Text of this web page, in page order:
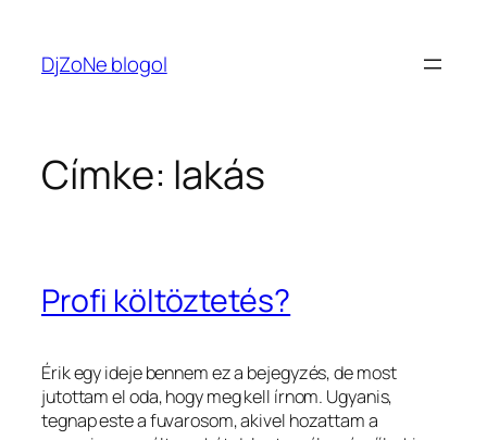
tartalomhoz
DjZoNe blogol
Címke: lakás
Profi költöztetés?
Érik egy ideje bennem ez a bejegyzés, de most
jutottam el oda, hogy meg kell írnom. Ugyanis,
tegnap este a fuvarosom, akivel hozattam a